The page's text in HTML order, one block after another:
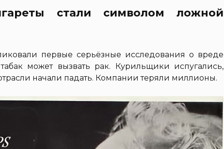
стали символом ложной
первые серьёзные исследования о вреде
может вызвать рак. Курильщики испугались,
начали падать. Компании теряли миллионы.